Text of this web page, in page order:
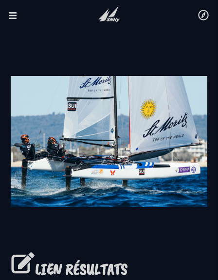
LIEN RÉSULTATS